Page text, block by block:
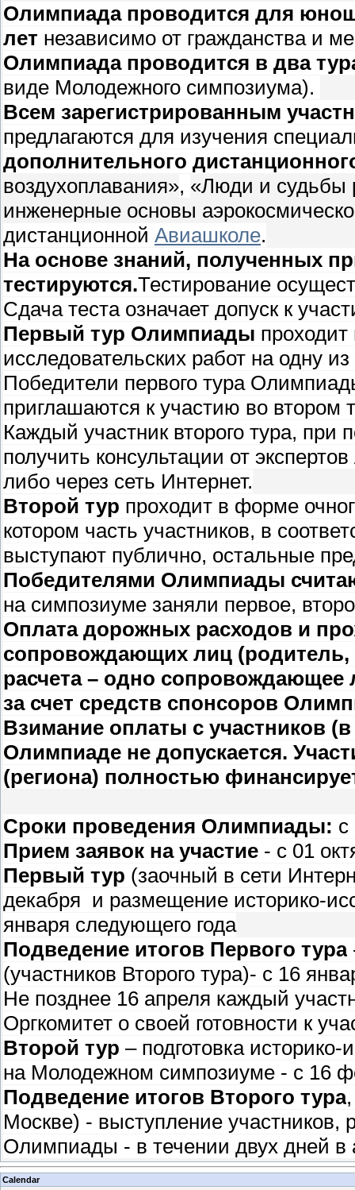
Олимпиада проводится для
лет независимо от гражданства и
Олимпиада проводится в два
виде Молодежного симпозиума).
Всем зарегистрированным
предлагаются для изучения
дополнительного
воздухоплавания», «Люди и судьбы
инженерные основы
дистанционной Авиашколе.
На основе знаний, полученных
тестируются.Тестирование
Сдача теста означает допуск к
Первый тур Олимпиады проходит
исследовательских работ на одну
Победители первого тура
приглашаются к участию во втором
Каждый участник второго тура, при
получить консультации от
либо через сеть Интернет.
Второй тур проходит в форме
котором часть участников, в
выступают публично, остальные
Победителями Олимпиады
на симпозиуме заняли первое,
Оплата дорожных расходов и
сопровождающих лиц (родитель,
расчета – одно сопровождающее
за счет средств спонсоров
Взимание оплаты с участников
Олимпиаде не допускается.
(региона) полностью
Сроки проведения Олимпиады: с
Прием заявок на участие - с 01
Первый тур (заочный в сети
декабря и размещение историко-
января следующего года
Подведение итогов Первого тура
(участников Второго тура)- с 16
Не позднее 16 апреля каждый
Оргкомитет о своей готовности к
Второй тур – подготовка
на Молодежном симпозиуме - с 16
Подведение итогов Второго тура
Москве) - выступление
Олимпиады - в течении двух дней в
Calendar